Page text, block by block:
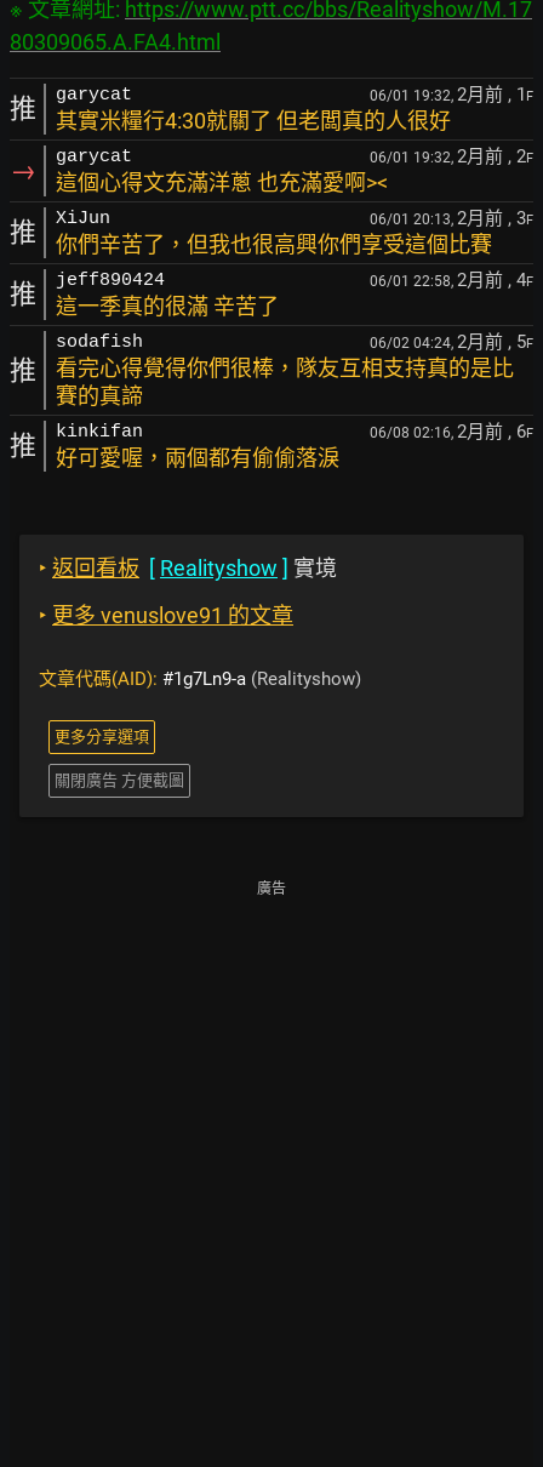
※ 文章網址: https://www.ptt.cc/bbs/Realityshow/M.17
80309065.A.FA4.html
推 garycat 06/01 19:32, 2月前 , 1 F
其實米糧行4:30就關了 但老闆真的人很好
→ garycat 06/01 19:32, 2月前 , 2F
這個心得文充滿洋蔥 也充滿愛啊><
推 XiJun 06/01 20:13, 2月前 , 3F
你們辛苦了，但我也很高興你們享受這個比賽
推 jeff890424 06/01 22:58, 2月前 , 4F
這一季真的很滿 辛苦了
推
sodafish 06/02 04:24, 2月前 , 5F
看完心得覺得你們很棒，隊友互相支持真的是比
賽的真諦
推 kinkifan 06/08 02:16, 2月前 , 6F
好可愛喔，兩個都有偷偷落淚
‣ 返回看板 [ Realityshow ] 實境
‣ 更多 venuslove91 的文章
文章代碼(AID): #1g7Ln9-a (Realityshow)
更多分享選項
關閉廣告 方便截圖
廣告